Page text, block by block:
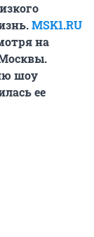
MSK1.RU
на
шоу
ее